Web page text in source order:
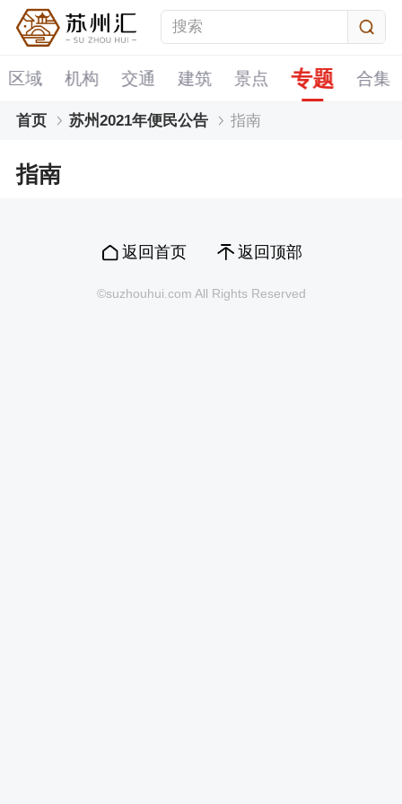
区域 机构 交通 建筑 景点 专题 合集
首页 苏州2021年便民公告 指南
指南
返回首页 返回顶部
©suzhouhui.com All Rights Reserved